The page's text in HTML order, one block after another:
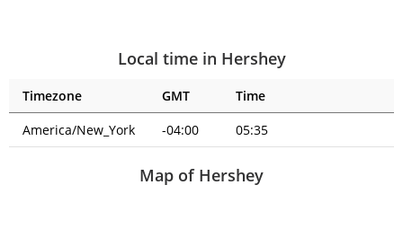
Local time in Hershey
Timezone GMT
Time
America/New_York
-04:00 05:35
Map of Hershey